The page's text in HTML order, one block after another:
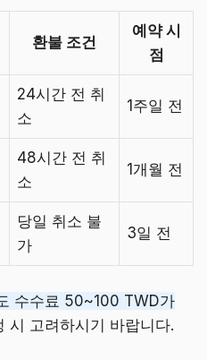
환불 조건
예약 시
점
24시간 전 취
소
1주일 전
48시간 전 취
소
1개월 전
당일 취소 불
가
3일 전
수수료 50~100 TWD가
시 고려하시기 바랍니다.